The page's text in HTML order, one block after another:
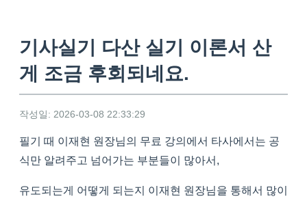
기사실기 다산 실기 이론서 산
게 조금 후회되네요.
작성일: 2026-03-08 22:33:29
필기 때 이재현 원장님의 무료 강의에서 타사에서는 공
식만 알려주고 넘어가는 부분들이 많아서,
유도되는게 어떻게 되는지 이재현 원장님을 통해서 많이